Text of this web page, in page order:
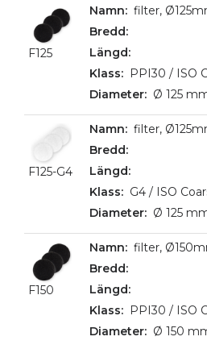
F125
filter,
PPI30 / ISO
Ø 125
F125-G4
filter,
G4 / ISO
Ø 125
F150
filter,
PPI30 / ISO
Ø 150